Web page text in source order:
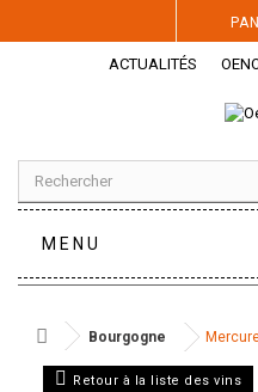
ACTUALITÉS
MENU
Bourgogne
Retour à la liste des vins